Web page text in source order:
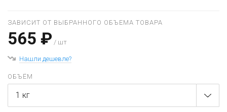
ЗАВИСИТ ОТ ВЫБРАННОГО ОБЪЕМА ТОВАРА
565 ₽ / шт
Нашли дешевле?
ОБЪЁМ
1 кг